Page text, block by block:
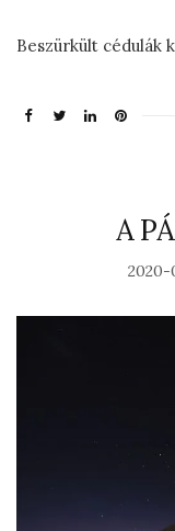
Beszürkült cédulák
A
2020-